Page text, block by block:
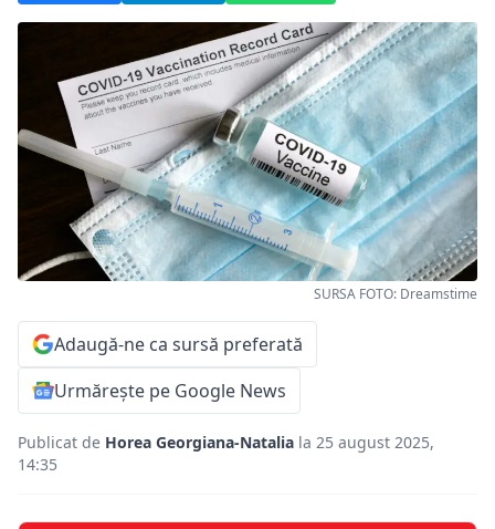
SURSA FOTO: Dreamstime
Adaugă-ne ca sursă preferată
Urmărește pe Google News
Publicat de Horea Georgiana-Natalia la 25 august 2025,
14:35